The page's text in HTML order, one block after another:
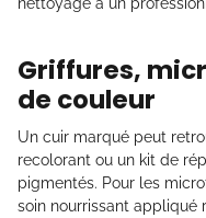
Griffures,
de couleur
Un cuir marqué peut
recolorant ou un kit de
pigmentés. Pour les
soin nourrissant